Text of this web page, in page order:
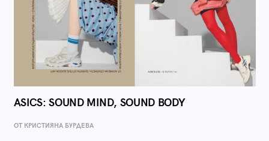
ASICS: SOUND MIND, SOUND BODY
ОТ КРИСТИЯНА БУРДЕВА